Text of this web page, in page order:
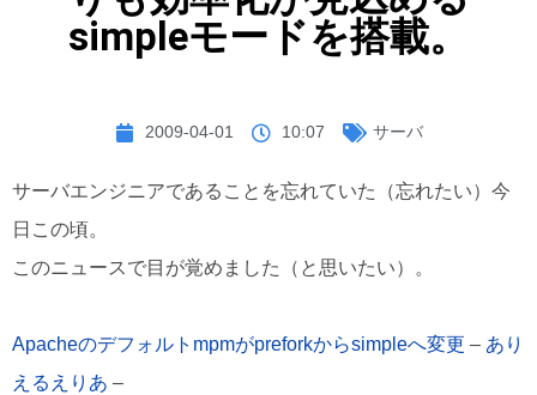
simpleモードを搭載。
2009-04-01 10:07 サーバ
サーバエンジニアであることを忘れていた（忘れたい）今
日この頃。
このニュースで目が覚めました（と思いたい）。
Apacheのデフォルトmpmがpreforkからsimpleへ変更 – あり
えるえりあ –